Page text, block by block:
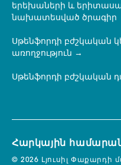
երեխաների և
նախատեսված ծրագիր
Սթենֆորդի բժշկական
առողջություն
Սթենֆորդի բժշկական
Հարկային
© 2026 Լյուսիլ Փաքարդի